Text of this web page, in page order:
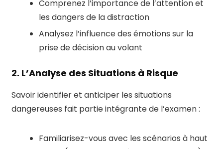
Comprenez l’importance de l’attention et
les dangers de la distraction
Analysez l’influence des émotions sur la
prise de décision au volant
2. L’Analyse des Situations à Risque
Savoir identifier et anticiper les situations
dangereuses fait partie intégrante de l’examen :
Familiarisez-vous avec les scénarios à haut